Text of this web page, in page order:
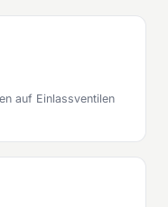
auf Einlassventilen